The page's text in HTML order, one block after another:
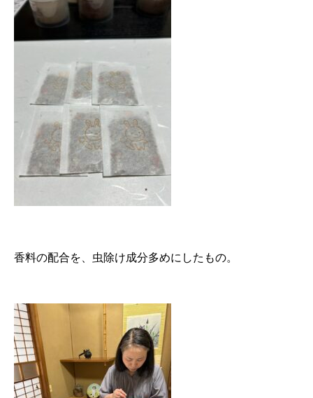
香料の配合を、虫除け成分多めにしたもの。